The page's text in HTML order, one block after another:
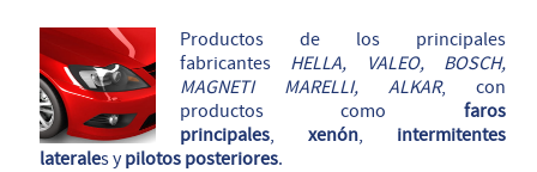
Productos de los principales
fabricantes HELLA, VALEO, BOSCH,
MAGNETI MARELLI, ALKAR, con
productos como faros
principales, xenón, intermitentes
laterales ypilotos posteriores.